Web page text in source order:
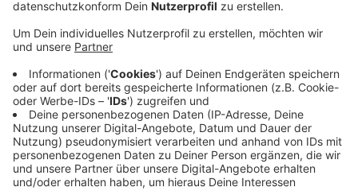
Anzeige
Der Handelsverband Niederrhein für Duisburg, Moers
und den Kreis Wesel rechnet mit vielen Last-Minute-
Shoppern heute und morgen. Bisher läuft das
Weihnachtsgeschäft eher mäßig. Schuld ist laut dem